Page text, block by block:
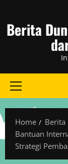
Berita
Primary
Home
Berita
Bantuan
Strategi